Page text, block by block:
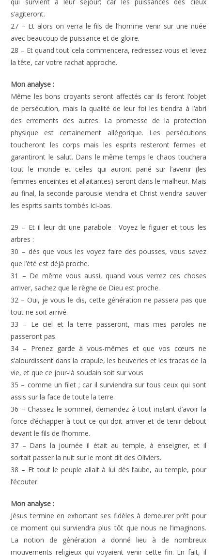
s’agiteront.
27 – Et alors on verra le fils de l’homme venir sur une nuée
avec beaucoup de puissance et de gloire.
28 – Et quand tout cela commencera, redressez-vous et levez
la tête, car votre rachat approche.
Mon analyse :
Même les bons croyants seront affectés car ils feront l’objet
de persécution, mais la qualité de leur foi les tiendra à l’abri
des errements des autres. La promesse de la protection
physique est certainement allégorique. Les persécutions
toucheront les corps mais les esprits resteront fermes et
garantiront le salut. Dans le même temps le chaos touchera
tout le monde et celles qui auront parié sur l’avenir (les
femmes enceintes et allaitantes) seront dans le malheur. Mais
au final, la seconde parousie viendra et Christ viendra sauver
les esprits saints tombés ici-bas.
29 – Et il leur dit une parabole : Voyez le figuier et tous les
arbres :
30 – dès que vous les voyez faire des pousses, vous savez
que l’été est déjà proche.
31 – De même vous aussi, quand vous verrez ces choses
arriver, sachez que le règne de Dieu est proche.
32 – Oui, je vous le dis, cette génération ne passera pas que
tout ne soit arrivé.
33 – Le ciel et la terre passeront, mais mes paroles ne
passeront pas.
34 – Prenez garde à vous-mêmes et que vos cœurs ne
s’alourdissent dans la crapule, les beuveries et les tracas de la
vie, et que ce jour-là soudain soit sur vous
35 – comme un filet ; car il surviendra sur tous ceux qui sont
assis sur la face de toute la terre.
36 – Chassez le sommeil, demandez à tout instant d’avoir la
force d’échapper à tout ce qui doit arriver et de tenir debout
devant le fils de l’homme.
37 – Dans la journée il était au temple, à enseigner, et il
sortait passer la nuit sur le mont dit des Oliviers.
38 – Et tout le peuple allait à lui dès l’aube, au temple, pour
l’écouter.
Mon analyse :
Jésus termine en exhortant ses fidèles à demeurer prêt pour
ce moment qui surviendra plus tôt que nous ne l’imaginons.
La notion de génération a donné lieu à de nombreux
mouvements religieux qui voyaient venir cette fin. En fait, il